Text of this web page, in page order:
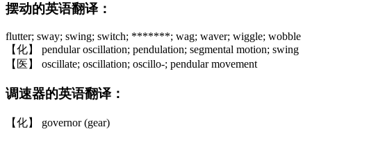
摆动的英语翻译：
flutter; sway; swing; switch; *******; wag; waver; wiggle; wobble
【化】 pendular oscillation; pendulation; segmental motion; swing
【医】 oscillate; oscillation; oscillo-; pendular movement
调速器的英语翻译：
【化】 governor (gear)